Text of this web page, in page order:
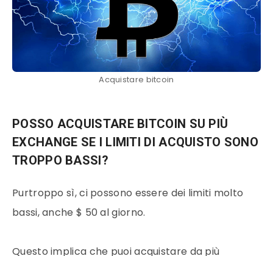
Acquistare bitcoin
POSSO ACQUISTARE BITCOIN SU PIÙ
EXCHANGE SE I LIMITI DI ACQUISTO SONO
TROPPO BASSI?
Purtroppo sì, ci possono essere dei limiti molto
bassi, anche $ 50 al giorno.
Questo implica che puoi acquistare da più